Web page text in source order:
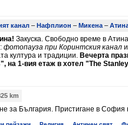
канал – Нафплион – Микена –
Закуска. Свободно време в
: фотопауза при Коринтския канал и
култура и традиции. Вечерта
на 1-вия етаж в хотел "The
km
за България. Пристигане в София